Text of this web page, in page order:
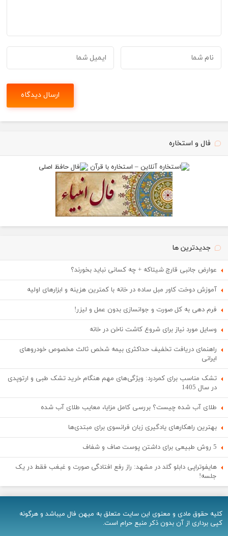
فال و استخاره
جدیدترین ها
عوارض جانبی قارچ شیتاکه + چه کسانی نباید بخورند؟
آموزش دوخت کاور مبل ساده در خانه با کمترین هزینه و ابزارهای اولیه
فرم دهی به کل صورت و جوانسازی بدون عمل و لیزر!
وسایل مورد نیاز برای شروع کاشت ناخن در خانه
راهنمای دریافت تخفیف حداکثری بیمه شخص ثالث مخصوص خودروهای
ایرانی
تشک مناسب برای کمردرد: ویژگی‌های مهم هنگام خرید تشک طبی و ارتوپدی
در سال 1405
طلای آب شده چیست؟ بررسی کامل مزایا، معایب طلای آب شده
بهترین راهکارهای یادگیری زبان فرانسوی برای مبتدی‌ها
5 روش طبیعی برای داشتن پوست صاف و شفاف
هایفوتراپی دابلو گلد در مشهد: راز رفع افتادگی صورت و غبغب فقط در یک
جلسه!
کلیه حقوق مادی و معنوی اين سایت متعلق به میهن فال میباشد و هرگونه
کپی برداری از آن بدون ذکر منبع حرام است.